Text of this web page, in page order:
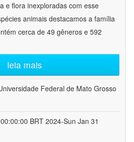
e flora inexploradas com esse
animais destacamos a família
cerca de 49 gêneros e 592
leia mais
Federal de Mato Grosso
BRT 2024-Sun Jan 31